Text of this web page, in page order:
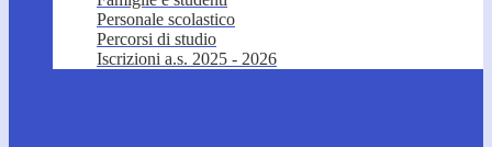
Personale scolastico
Percorsi di studio
Iscrizioni a.s. 2025 - 2026